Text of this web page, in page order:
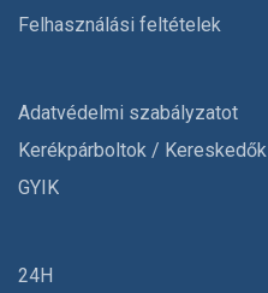
Felhasználási feltételek
Adatvédelmi szabályzatot
Kerékpárboltok / Kereskedők
GYIK
24H